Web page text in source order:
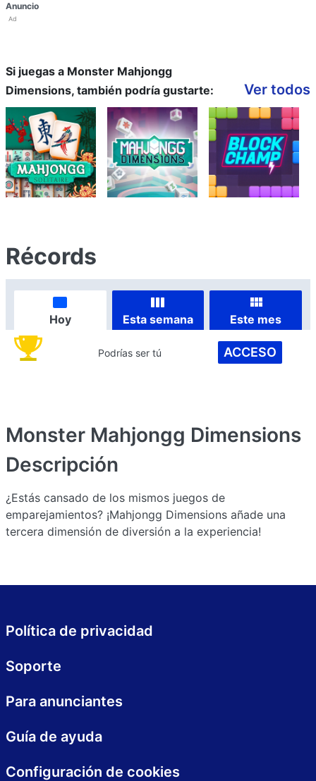
Anuncio
Ad
Si juegas a Monster Mahjongg
Dimensions, también podría gustarte:
Ver todos
Récords
Hoy Esta semana Este mes
Podrías ser tú ACCESO
Monster Mahjongg Dimensions
Descripción
¿Estás cansado de los mismos juegos de
emparejamientos? ¡Mahjongg Dimensions añade una
tercera dimensión de diversión a la experiencia!
Política de privacidad
Soporte
Para anunciantes
Guía de ayuda
Configuración de cookies